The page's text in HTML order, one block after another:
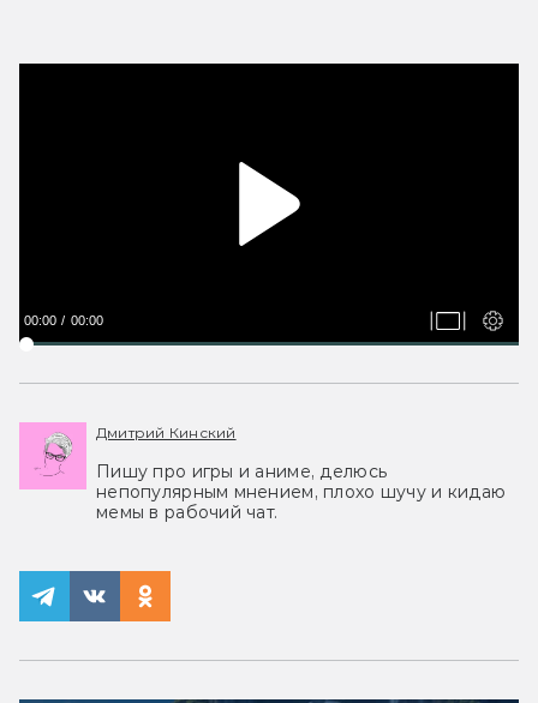
00:00 00:00
Дмитрий Кинский
Пишу про игры и аниме, делюсь
непопулярным мнением, плохо шучу и кидаю
мемы в рабочий чат.